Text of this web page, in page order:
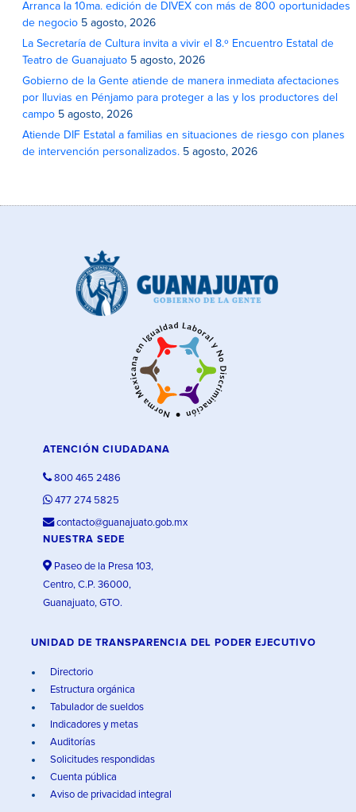
Arranca la 10ma. edición de DIVEX con más de 800 oportunidades
de negocio 5 agosto, 2026
La Secretaría de Cultura invita a vivir el 8.º Encuentro Estatal de
Teatro de Guanajuato 5 agosto, 2026
Gobierno de la Gente atiende de manera inmediata afectaciones
por lluvias en Pénjamo para proteger a las y los productores del
campo 5 agosto, 2026
Atiende DIF Estatal a familias en situaciones de riesgo con planes
de intervención personalizados. 5 agosto, 2026
ATENCIÓN CIUDADANA
800 465 2486
477 274 5825
contacto@guanajuato.gob.mx
NUESTRA SEDE
Paseo de la Presa 103,
Centro, C.P. 36000,
Guanajuato, GTO.
UNIDAD DE TRANSPARENCIA DEL PODER EJECUTIVO
Directorio
Estructura orgánica
Tabulador de sueldos
Indicadores y metas
Auditorías
Solicitudes respondidas
Cuenta pública
Aviso de privacidad integral